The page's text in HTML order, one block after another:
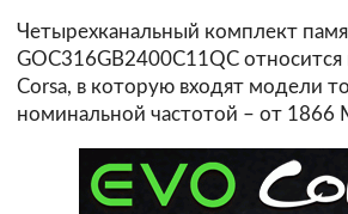
Четырехканальный комплект
GOC316GB2400C11QC относится
Corsa, в которую входят модели
номинальной частотой – от 1866